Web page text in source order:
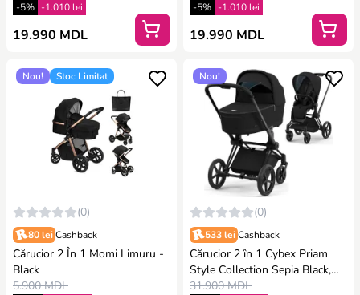
-5% -1.010 lei
19.990 MDL
-5% -1.010 lei
19.990 MDL
Nou! Stoc Limitat
(0)
80 lei Cashback
Cărucior 2 În 1 Momi Limuru -
Black
5.900 MDL
Nou!
(0)
533 lei Cashback
Cărucior 2 în 1 Cybex Priam
Style Collection Sepia Black,
șasiu Matt Black
31.900 MDL